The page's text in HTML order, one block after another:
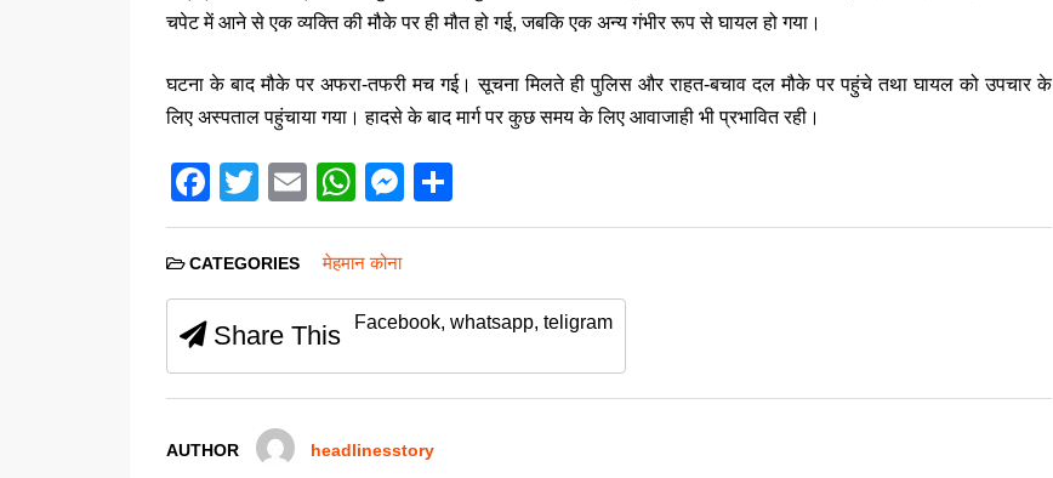
चपेट में आने से एक व्यक्ति की मौके पर ही मौत हो गई, जबकि एक अन्य गंभीर रूप से घायल हो गया।
घटना के बाद मौके पर अफरा-तफरी मच गई। सूचना मिलते ही पुलिस और राहत-बचाव दल मौके पर पहुंचे तथा घायल को उपचार के
लिए अस्पताल पहुंचाया गया। हादसे के बाद मार्ग पर कुछ समय के लिए आवाजाही भी प्रभावित रही।
F
a
c
e
b
o
k
T
wi
tt
er
E
m
ail
W
h
at
s
A
p
M
e
e
n
g
h
e
CATEGORIES मेहमान कोना
Share This Facebook, whatsapp, teligram
AUTHOR headlinesstory